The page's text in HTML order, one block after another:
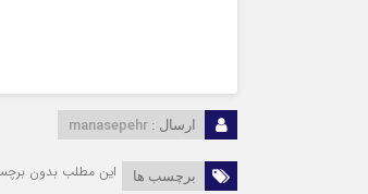
ارسال : manasepehr
برچسب ها این مطلب بدون